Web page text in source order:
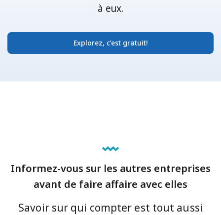
à eux.
Explorez, c’est gratuit!
Informez-vous sur les autres entreprises
avant de faire affaire avec elles
Savoir sur qui compter est tout aussi